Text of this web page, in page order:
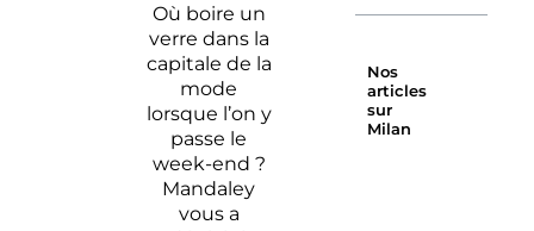
Où boire un
verre dans la
capitale de la
mode
lorsque l’on y
passe le
week-end ?
Mandaley
vous a
Nos
articles
sur
Milan